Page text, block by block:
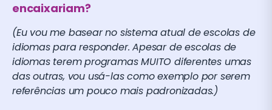
encaixariam?
(Eu vou me basear no sistema atual de escolas de
idiomas para responder. Apesar de escolas de
idiomas terem programas MUITO diferentes umas
das outras, vou usá-las como exemplo por serem
referências um pouco mais padronizadas.)